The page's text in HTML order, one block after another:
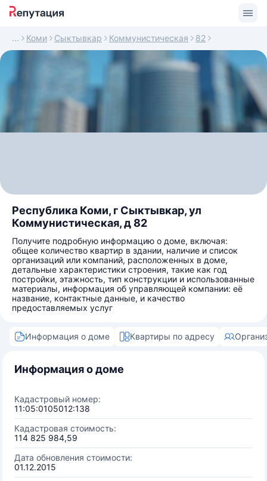
Коми Сыктывкар Коммунистическая 82
Республика Коми, г Сыктывкар, ул
Коммунистическая, д 82
Получите подробную информацию о доме, включая:
общее количество квартир в здании, наличие и список
организаций или компаний, расположенных в доме,
детальные характеристики строения, такие как год
постройки, этажность, тип конструкции и использованные
материалы, информация об управляющей компании: её
название, контактные данные, и качество
предоставляемых услуг
Информация о доме Квартиры по адресу
Информация о доме
Кадастровый номер:
11:05:0105012:138
Кадастровая стоимость:
114 825 984,59
Дата обновления стоимости:
01.12.2015